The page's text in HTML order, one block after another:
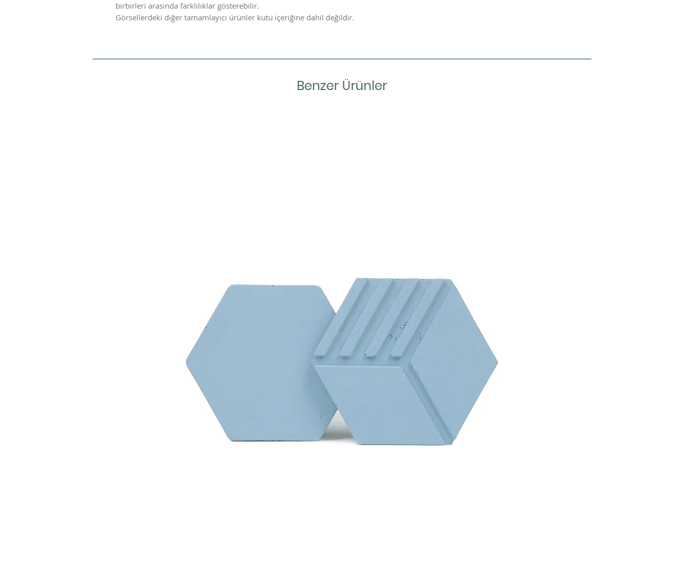
birbirleri arasında farklılıklar gösterebilir.
Görsellerdeki diğer tamamlayıcı ürünler kutu içeriğine dahil değildir.
Benzer Ürünler